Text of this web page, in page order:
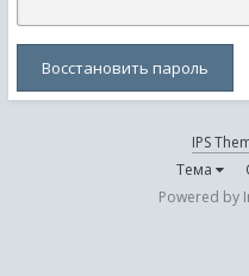
Восстановить пароль
IPS
Тема
Powered by